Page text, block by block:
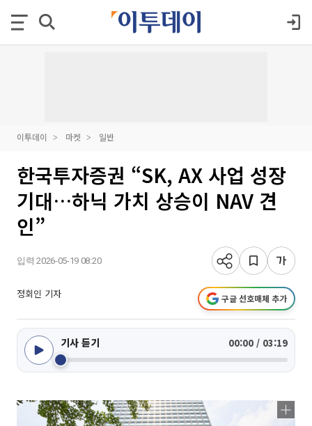
이투데이 마켓 일반
한국투자증권 “SK, AX 사업 성장
기대…하닉 가치 상승이 NAV 견
인”
입력 2026-05-19 08:20
정회인 기자 구글 선호매체 추가
기사 듣기 00:00 / 03:19